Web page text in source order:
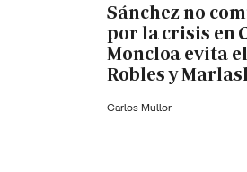
Sánchez no
por la crisis en
Moncloa evita
Robles y
Carlos Mullor